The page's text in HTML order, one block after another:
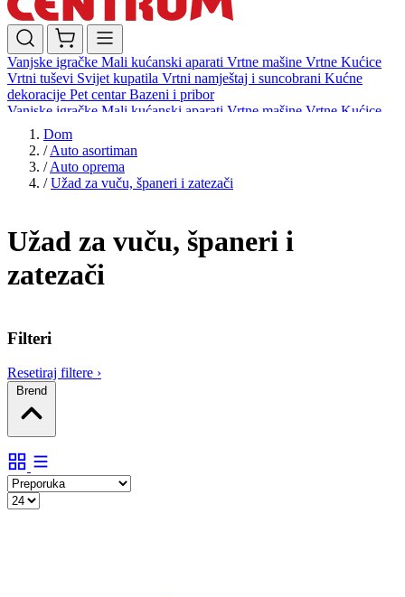
Vanjske igračke Mali kućanski aparati Vrtne mašine Vrtne Kućice
Vrtni tuševi Svijet kupatila Vrtni namještaj i suncobrani Kućne
dekoracije Pet centarBazeni i pribor
Vanjske igračke Mali kućanski aparati Vrtne mašine Vrtne Kućice
Vrtni tuševi
dekoracijePet centar
Dom
/ Auto asortiman
/ Auto oprema
/ Užad za vuču, španeri i zatezači
Užad za vuču, španeri i
zatezači
Filteri
Resetiraj filtere ›
Brend